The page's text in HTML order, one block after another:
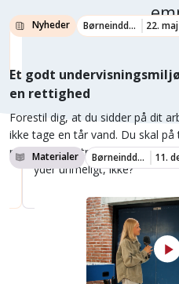
Nyheder Børneinddragelse 22.
Et godt
en rettighed
Forestil dig, at du sidder på dit
ikke tage en tår vand. Du skal
må vente. Du trænger til at
Det lyder urimeligt, ikke?
Materialer Børneinddragelse